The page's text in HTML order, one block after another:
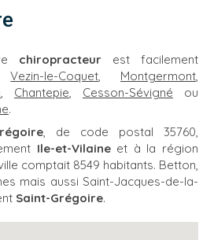
chiropracteur est facilement
Vezin-le-Coquet, Montgermont,
, Chantepie, Cesson-Sévigné ou
.
, de code postal 35760,
Ile-et-Vilaineet à la région
comptait 8549 habitants. Betton,
mais aussi Saint-Jacques-de-la-
Saint-Grégoire.